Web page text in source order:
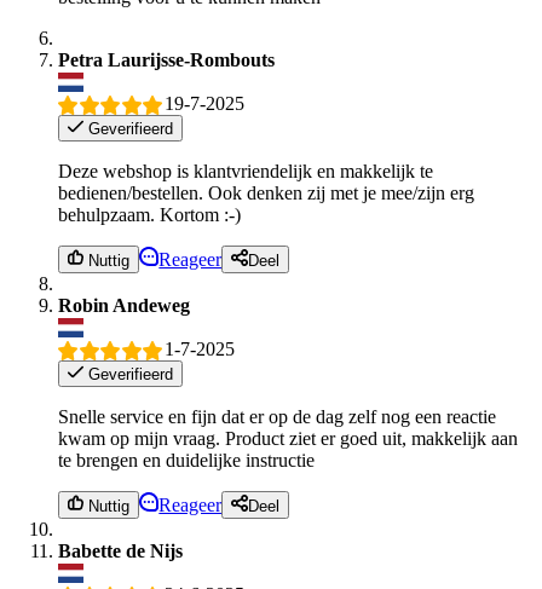
Petra Laurijsse-Rombouts
19-7-2025
Geverifieerd
Deze webshop is klantvriendelijk en makkelijk te
bedienen/bestellen. Ook denken zij met je mee/zijn erg
behulpzaam. Kortom :-)
Nuttig Reageer Deel
Robin Andeweg
1-7-2025
Geverifieerd
Snelle service en fijn dat er op de dag zelf nog een reactie
kwam op mijn vraag. Product ziet er goed uit, makkelijk aan
te brengen en duidelijke instructie
Nuttig Reageer Deel
Babette de Nijs